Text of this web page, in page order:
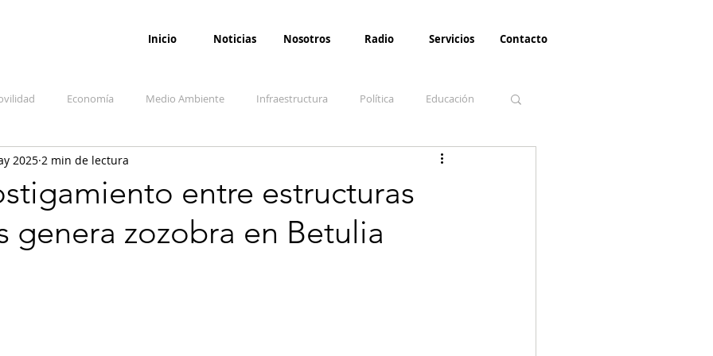
Inicio Noticias Nosotros Radio Servicios Contacto
Economía Medio Ambiente Infraestructura Política Educación
Salud Opinión Paz
Vida y sociedad Denuncia Ciudadana Conflicto armado interno
entre estructuras
genera zozobra en Betulia
2025 2 min de lectura